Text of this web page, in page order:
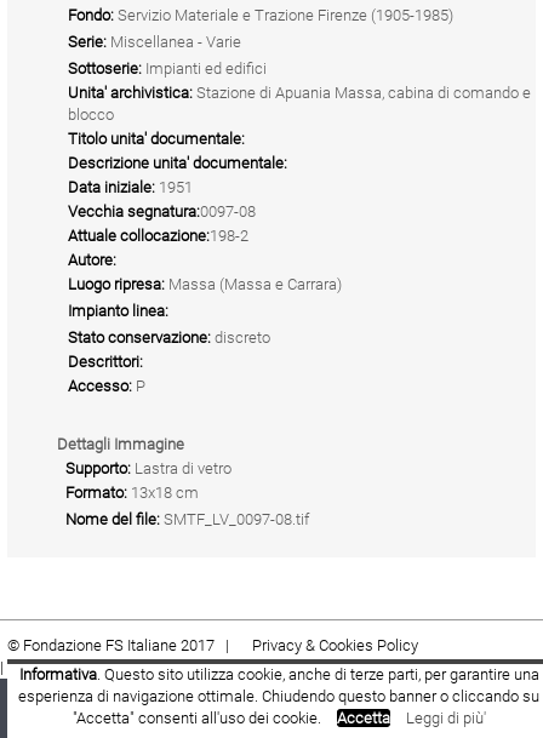
Fondo: Servizio Materiale e Trazione Firenze (1905-1985)
Serie: Miscellanea - Varie
Sottoserie: Impianti ed edifici
Unita' archivistica: Stazione di Apuania Massa, cabina di comando e
blocco
Titolo unita' documentale:
Descrizione unita' documentale:
Data iniziale: 1951
Vecchia segnatura:0097-08
Attuale collocazione:198-2
Autore:
Luogo ripresa: Massa (Massa e Carrara)
Impianto linea:
Stato conservazione: discreto
Descrittori:
Accesso: P
Dettagli Immagine
Supporto: Lastra di vetro
Formato: 13x18 cm
Nome del file: SMTF_LV_0097-08.tif
© Fondazione FS Italiane 2017 |
Privacy & Cookies Policy
|Cookie|Termini e condizioni
Informativa. Questo sito utilizza cookie, anche di terze parti, per garantire una
esperienza di navigazione ottimale. Chiudendo questo banner o cliccando su
"Accetta" consenti all'uso dei cookie.
Accetta Leggi di più'
Facebook
Youtube
Fondazione FS Italiane